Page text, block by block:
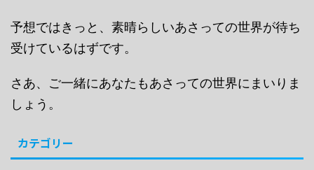
予想ではきっと、素晴らしいあさっての世界が待ち
受けているはずです。
さあ、ご一緒にあなたもあさっての世界にまいりま
しょう。
カテゴリー